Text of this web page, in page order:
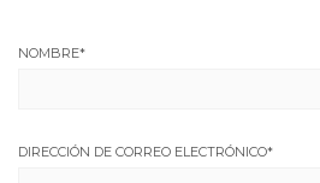
NOMBRE*
DIRECCIÓN DE CORREO ELECTRÓNICO*